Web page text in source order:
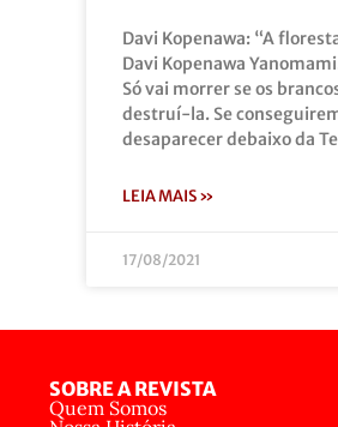
Davi Kopenawa: “A
Davi Kopenawa
Só vai morrer se os
destruí-la. Se
desaparecer debaixo da
LEIA MAIS »
17/08/2021
SOBRE A REVISTA
Quem Somos